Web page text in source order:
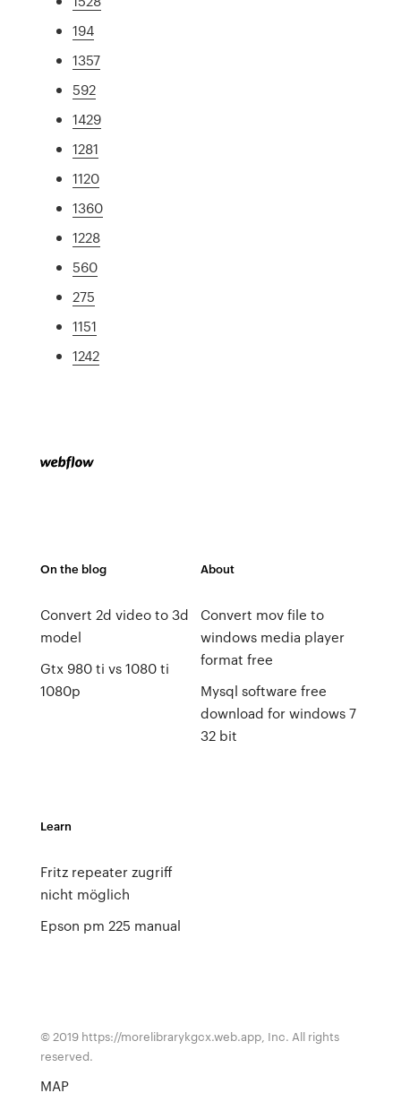
194
1357
592
1429
1281
1120
1360
1228
560
275
1151
1242
On the blog
Convert 2d video to 3d
model
Gtx 980 ti vs 1080 ti
1080p
About
Convert mov file to
windows media player
format free
Mysql software free
download for windows 7
32 bit
Learn
Fritz repeater zugriff
nicht möglich
Epson pm 225 manual
© 2019 https://morelibrarykgcx.web.app, Inc. All rights
reserved.
MAP